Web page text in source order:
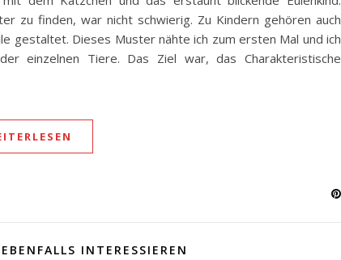
zu finden, war nicht schwierig. Zu Kindern gehören auch
gestaltet. Dieses Muster nähte ich zum ersten Mal und ich
einzelnen Tiere. Das Ziel war, das Charakteristische
INTERESSIEREN